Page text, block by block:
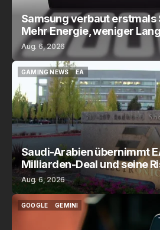
Samsung verbaut erstmals
Mehr Energie, weniger
Aug. 6, 2026
GAMING NEWS
GAMING NEWS
EA
EA
Saudi-Arabien übernimmt
Milliarden-Deal und seine
Aug. 6, 2026
GOOGLE
GEMINI